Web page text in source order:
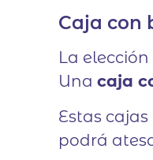
Caja con
La
Unacaja
Estas
podrá